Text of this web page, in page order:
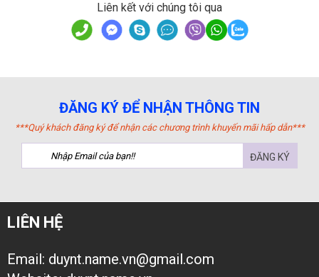
Liên kết với chúng tôi qua
ĐĂNG KÝ ĐỂ NHẬN THÔNG TIN
***Quý khách đăng ký để nhận các chương trình khuyến mãi hấp dẫn***
ĐĂNG KÝ
LIÊN HỆ
Email: duynt.name.vn@gmail.com